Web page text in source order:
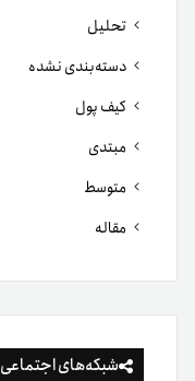
تحلیل
دسته‌بندی نشده
کیف پول
مبتدی
متوسط
مقاله
شبکه‌های اجتماعی